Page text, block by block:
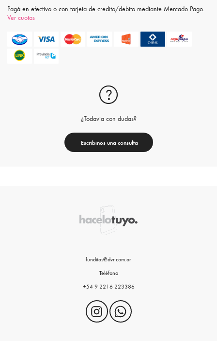
Pagá en efectivo o con tarjeta de credito/debito mediante Mercado Pago.
Ver cuotas
¿Todavia con dudas?
Escribinos una consulta
funditas@dvr.com.ar
Teléfono
+54 9 2216 223386